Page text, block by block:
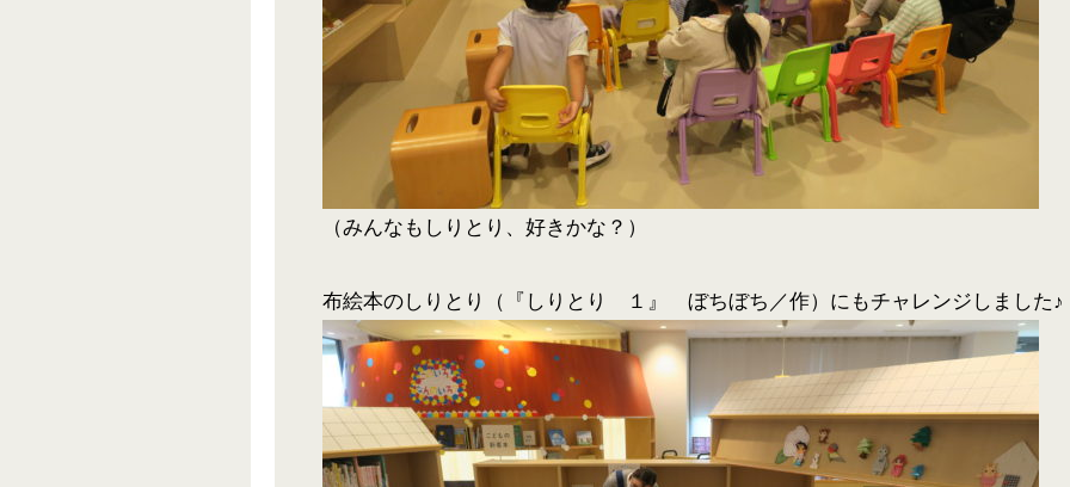
（みんなもしりとり、好きかな？）
布絵本のしりとり（『しりとり １』 ぼちぼち／作）にもチャレンジしました♪